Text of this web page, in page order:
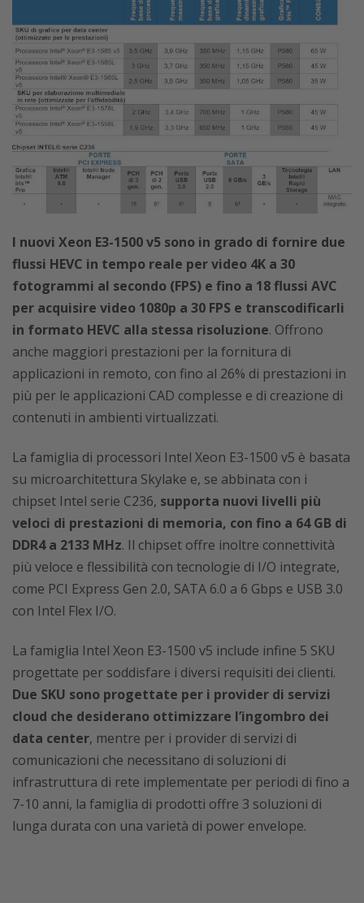
I nuovi Xeon E3-1500 v5 sono in grado di fornire due
flussi HEVC in tempo reale per video 4K a 30
fotogrammi al secondo (FPS) e fino a 18 flussi AVC
per acquisire video 1080p a 30 FPS e transcodificarli
in formato HEVC alla stessa risoluzione. Offrono
anche maggiori prestazioni per la fornitura di
applicazioni in remoto, con fino al 26% di prestazioni in
più per le applicazioni CAD complesse e di creazione di
contenuti in ambienti virtualizzati.
La famiglia di processori Intel Xeon E3-1500 v5 è basata
su microarchitettura Skylake e, se abbinata con i
chipset Intel serie C236, supporta nuovi livelli più
veloci di prestazioni di memoria, con fino a 64 GB di
DDR4 a 2133 MHz. Il chipset offre inoltre connettività
più veloce e flessibilità con tecnologie di I/O integrate,
come PCI Express Gen 2.0, SATA 6.0 a 6 Gbps e USB 3.0
con Intel Flex I/O.
La famiglia Intel Xeon E3-1500 v5 include infine 5 SKU
progettate per soddisfare i diversi requisiti dei clienti.
Due SKU sono progettate per i provider di servizi
cloud che desiderano ottimizzare l’ingombro dei
data center, mentre per i provider di servizi di
comunicazioni che necessitano di soluzioni di
infrastruttura di rete implementate per periodi di fino a
7-10 anni, la famiglia di prodotti offre 3 soluzioni di
lunga durata con una varietà di power envelope.